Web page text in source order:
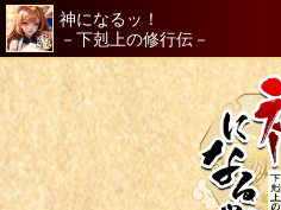
神になるッ！
－下剋上の修行伝－